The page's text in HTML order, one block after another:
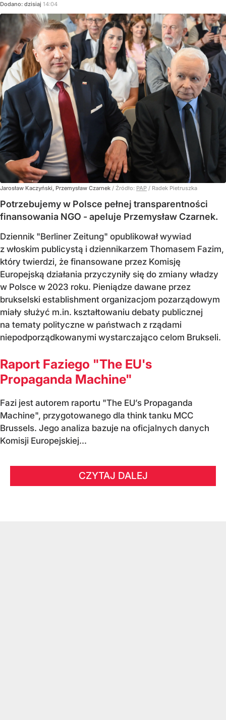
Dodano: dzisiaj 14:04
Jarosław Kaczyński, Przemysław Czarnek / Źródło: PAP / Radek Pietruszka
Potrzebujemy w Polsce pełnej transparentności
finansowania NGO - apeluje Przemysław Czarnek.
Dziennik "Berliner Zeitung" opublikował wywiad
z włoskim publicystą i dziennikarzem Thomasem Fazim,
który twierdzi, że finansowane przez Komisję
Europejską działania przyczyniły się do zmiany władzy
w Polsce w 2023 roku. Pieniądze dawane przez
brukselski establishment organizacjom pozarządowym
miały służyć m.in. kształtowaniu debaty publicznej
na tematy polityczne w państwach z rządami
niepodporządkowanymi wystarczająco celom Brukseli.
Raport Faziego "The EU's
Propaganda Machine"
Fazi jest autorem raportu "The EU’s Propaganda
Machine", przygotowanego dla think tanku MCC
Brussels. Jego analiza bazuje na oficjalnych danych
Komisji Europejskiej...
CZYTAJ DALEJ